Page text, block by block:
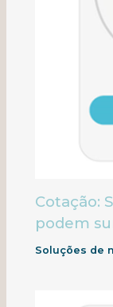
Cotação:
podem
Soluções de